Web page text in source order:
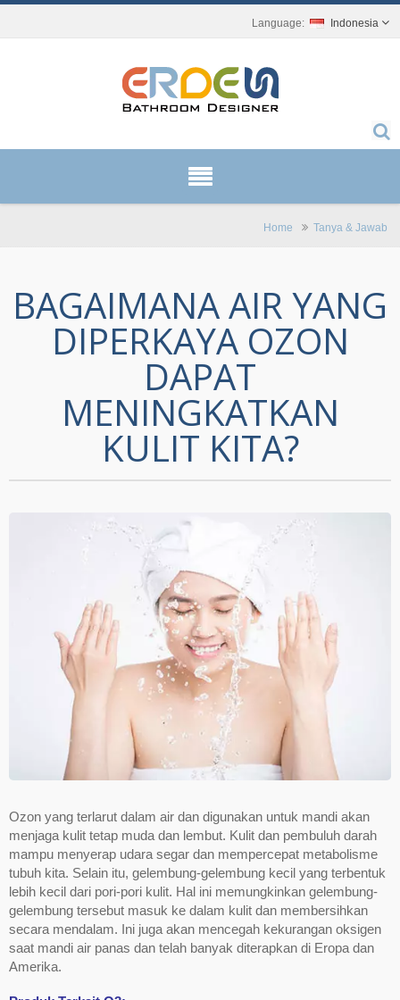
Indonesia
Home Tanya & Jawab
BAGAIMANA AIR YANG
DIPERKAYA OZON
DAPAT
MENINGKATKAN
KULIT KITA?
Ozon yang terlarut dalam air dan digunakan untuk mandi akan
menjaga kulit tetap muda dan lembut. Kulit dan pembuluh darah
mampu menyerap udara segar dan mempercepat metabolisme
tubuh kita. Selain itu, gelembung-gelembung kecil yang terbentuk
lebih kecil dari pori-pori kulit. Hal ini memungkinkan gelembung-
gelembung tersebut masuk ke dalam kulit dan membersihkan
secara mendalam. Ini juga akan mencegah kekurangan oksigen
saat mandi air panas dan telah banyak diterapkan di Eropa dan
Amerika.